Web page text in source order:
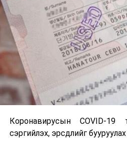
Коронавирусын COVID-19
сэргийлэх, эрсдлийг